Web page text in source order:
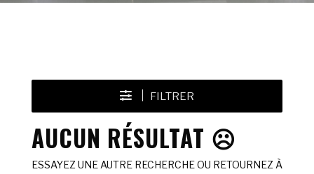
FILTRER
AUCUN RÉSULTAT ☹️
ESSAYEZ UNE AUTRE RECHERCHE OU RETOURNEZ À